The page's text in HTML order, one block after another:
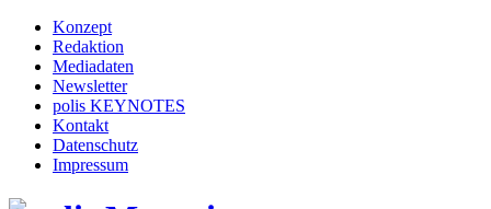
Konzept
Redaktion
Mediadaten
Newsletter
polis KEYNOTES
Kontakt
Datenschutz
Impressum